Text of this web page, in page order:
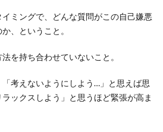
ミングで、どんな質問がこの自己嫌悪
、ということ。
を持ち合わせていないこと。
考えないようにしよう…」と思えば思
ックスしよう」と思うほど緊張が高ま